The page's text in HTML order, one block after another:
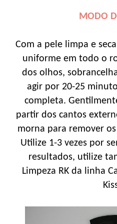
MODO
Com a pele limpa e
uniforme em todo o
dos olhos,
agir por 20-25
completa.
partir dos cantos
morna para remover
Utilize 1-3 vezes por
resultados, utilize
Limpeza RK da linha